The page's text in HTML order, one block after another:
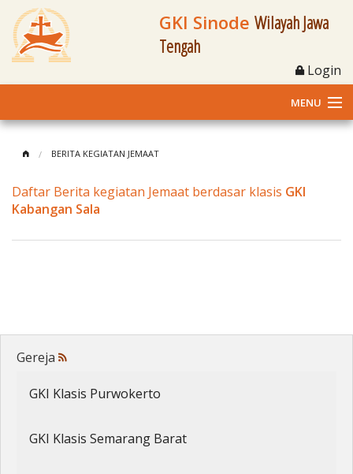
GKI Sinode Wilayah Jawa
Tengah
Login
MENU
Klasis dan Jemaat
Penerbitan
BERITA KEGIATAN JEMAAT
Daftar Berita kegiatan Jemaat berdasar klasis GKI
Kabangan Sala
Gereja
GKI Klasis Purwokerto
GKI Klasis Semarang Barat